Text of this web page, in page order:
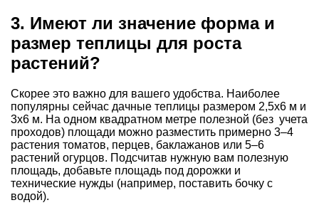
3. Имеют ли значение форма и
размер теплицы для роста
растений?
Скорее это важно для вашего удобства. Наиболее
популярны сейчас дачные теплицы размером 2,5х6 м и
3х6 м. На одном квадратном метре полезной (без учета
проходов) площади можно разместить примерно 3–4
растения томатов, перцев, баклажанов или 5–6
растений огурцов. Подсчитав нужную вам полезную
площадь, добавьте площадь под дорожки и
технические нужды (например, поставить бочку с
водой).